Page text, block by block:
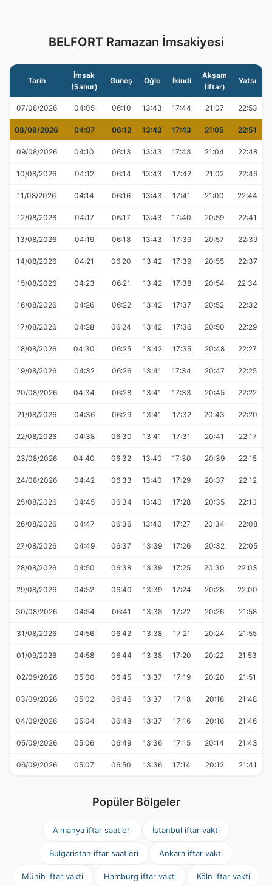
BELFORT Ramazan İmsakiyesi
Tarih
İmsak
(Sahur)
Güneş Öğle İkindi
Akşam
(İftar)
Yatsı
07/08/2026 04:05 06:10 13:43 17:44 21:07 22:53
08/08/2026 04:07 06:12 13:43 17:43 21:05 22:51
09/08/2026 04:10 06:13 13:43 17:43 21:04 22:48
10/08/2026 04:12 06:14 13:43 17:42 21:02 22:46
11/08/2026 04:14 06:16 13:43 17:41 21:00 22:44
12/08/2026 04:17 06:17 13:43 17:40 20:59 22:41
13/08/2026 04:19 06:18 13:43 17:39 20:57 22:39
14/08/2026 04:21 06:20 13:42 17:39 20:55 22:37
15/08/2026 04:23 06:21 13:42 17:38 20:54 22:34
16/08/2026 04:26 06:22 13:42 17:37 20:52 22:32
17/08/2026 04:28 06:24 13:42 17:36 20:50 22:29
18/08/2026 04:30 06:25 13:42 17:35 20:48 22:27
19/08/2026 04:32 06:26 13:41 17:34 20:47 22:25
20/08/2026 04:34 06:28 13:41 17:33 20:45 22:22
21/08/2026 04:36 06:29 13:41 17:32 20:43 22:20
22/08/2026 04:38 06:30 13:41 17:31 20:41 22:17
23/08/2026 04:40 06:32 13:40 17:30 20:39 22:15
24/08/2026 04:42 06:33 13:40 17:29 20:37 22:12
25/08/2026 04:45 06:34 13:40 17:28 20:35 22:10
26/08/2026 04:47 06:36 13:40 17:27 20:34 22:08
27/08/2026 04:49 06:37 13:39 17:26 20:32 22:05
28/08/2026 04:50 06:38 13:39 17:25 20:30 22:03
29/08/2026 04:52 06:40 13:39 17:24 20:28 22:00
30/08/2026 04:54 06:41 13:38 17:22 20:26 21:58
31/08/2026 04:56 06:42 13:38 17:21 20:24 21:55
01/09/2026 04:58 06:44 13:38 17:20 20:22 21:53
02/09/2026 05:00 06:45 13:37 17:19 20:20 21:51
03/09/2026 05:02 06:46 13:37 17:18 20:18 21:48
04/09/2026 05:04 06:48 13:37 17:16 20:16 21:46
05/09/2026 05:06 06:49 13:36 17:15 20:14 21:43
06/09/2026 05:07 06:50 13:36 17:14 20:12 21:41
Popüler Bölgeler
Almanya iftar saatleri İstanbul iftar vakti
Bulgaristan iftar saatleri Ankara iftar vakti
Münih iftar vakti Hamburg iftar vakti Köln iftar vakti